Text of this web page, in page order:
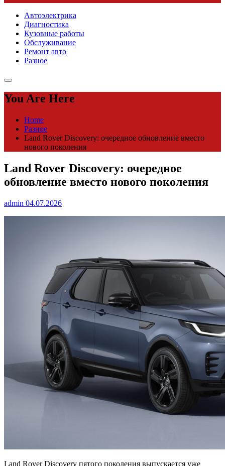
Автоэлектрика
Диагностика
Кузовные работы
Обслуживание
Ремонт авто
Разное
You Are Here
Home
Разное
Land Rover Discovery: очередное обновление вместо
нового поколения
Land Rover Discovery: очередное
обновление вместо нового поколения
admin 04.07.2026
Land Rover Discovery пятого поколения выпускается уже